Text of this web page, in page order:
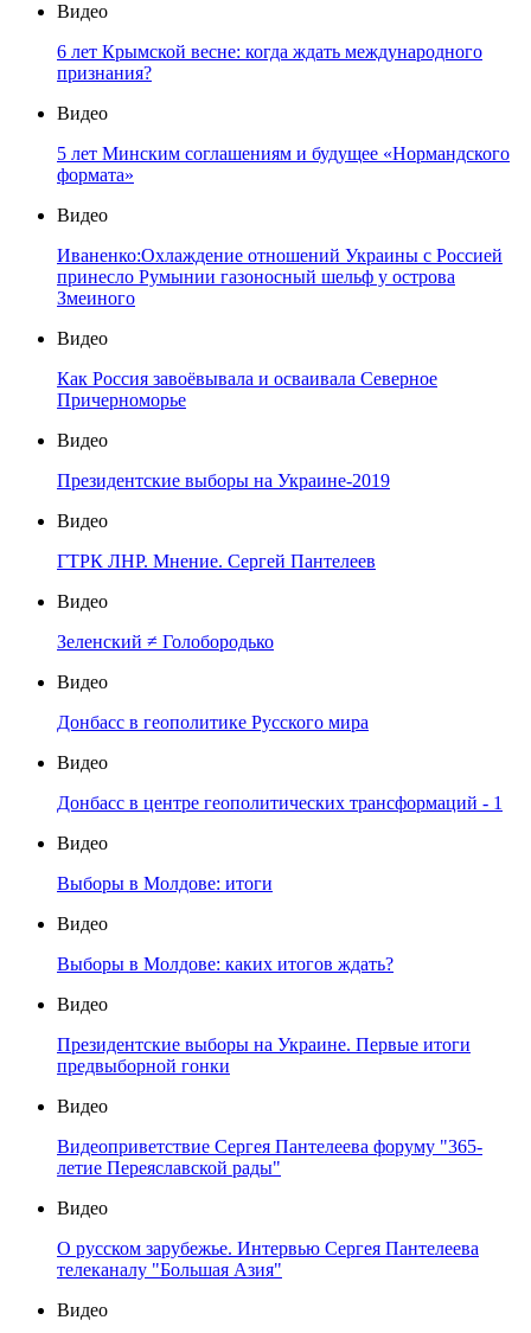
Видео
6 лет Крымской весне: когда ждать международного
признания?
Видео
5 лет Минским соглашениям и будущее «Нормандского
формата»
Видео
Иваненко:Охлаждение отношений Украины с Россией
принесло Румынии газоносный шельф у острова
Змеиного
Видео
Как Россия завоёвывала и осваивала Северное
Причерноморье
Видео
Президентские выборы на Украине-2019
Видео
ГТРК ЛНР. Мнение. Сергей Пантелеев
Видео
Зеленский ≠ Голобородько
Видео
Донбасс в геополитике Русского мира
Видео
Донбасс в центре геополитических трансформаций - 1
Видео
Выборы в Молдове: итоги
Видео
Выборы в Молдове: каких итогов ждать?
Видео
Президентские выборы на Украине. Первые итоги
предвыборной гонки
Видео
Видеоприветствие Сергея Пантелеева форуму "365-
летие Переяславской рады"
Видео
О русском зарубежье. Интервью Сергея Пантелеева
телеканалу "Большая Азия"
Видео